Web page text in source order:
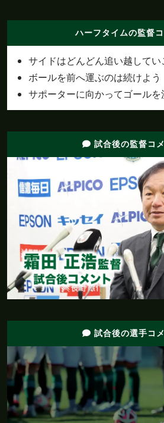
前半
15'
直近１５分のポゼッシ
治：６３％
前半
18' この試合１本目のＣＫ
19' Ｔモスキオンにイエロ
前半
20' ここまでのスタッツ：
前半
20' ここまでのスタッツ：
前半
23'
ここまでは松本がリー
の後今治の巻き返しは
30'
直近１５分のポゼッシ
治：３４％
前半
GOAL
ア内から左足でゴール
40' ここまでのスタッツ：シ
ハーフタイムの監督
サイドはどんどん追い越してい
ボールを前へ運ぶのは続けよう
サポーターに向かってゴールを
試合後の監督コ
試合後の選手コ